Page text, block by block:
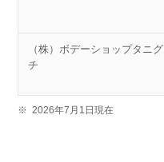
（株）ボデーショップタニグ
チ
※ 2026年7月1日現在